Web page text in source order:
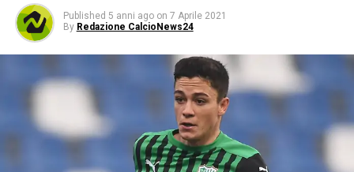
Published 5 anni ago on 7 Aprile 2021
By Redazione CalcioNews24